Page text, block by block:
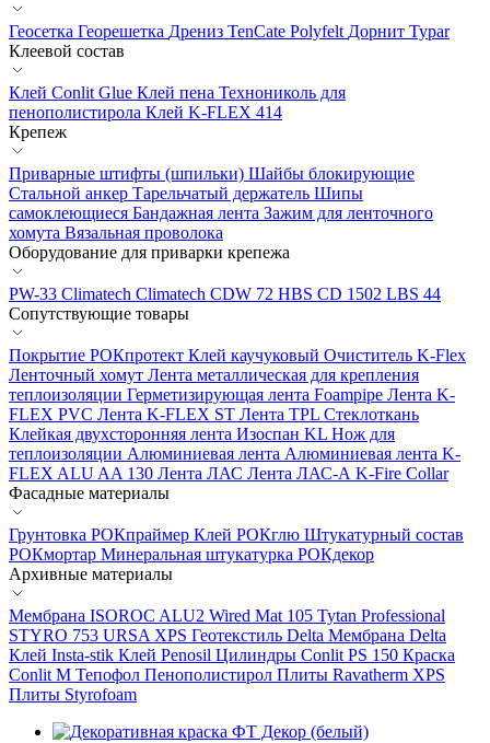
Геосетка Георешетка Дрениз TenCate Polyfelt Дорнит Typar
Клеевой состав
Клей Conlit Glue Клей пена Технониколь для
пенополистирола Клей K-FLEX 414
Крепеж
Приварные штифты (шпильки) Шайбы блокирующие
Стальной анкер Тарельчатый держатель Шипы
самоклеющиеся Бандажная лента Зажим для ленточного
хомута Вязальная проволока
Оборудование для приварки крепежа
PW-33 Climatech Climatech CDW 72 HBS CD 1502 LBS 44
Сопутствующие товары
Покрытие РОКпротект Клей каучуковый Очиститель K-Flex
Ленточный хомут Лента металлическая для крепления
теплоизоляции Герметизирующая лента Foampipe Лента K-
FLEX PVC Лента K-FLEX ST Лента TPL Стеклоткань
Клейкая двухсторонняя лента Изоспан KL Нож для
теплоизоляции Алюминиевая лента Алюминиевая лента K-
FLEX ALU AA 130 Лента ЛАС Лента ЛАС-А K-Fire Collar
Фасадные материалы
Грунтовка РОКпраймер Клей РОКглю Штукатурный состав
РОКмортар Минеральная штукатурка РОКдекор
Архивные материалы
Мембрана ISOROC ALU2 Wired Mat 105 Tytan Professional
STYRO 753 URSA XPS Геотекстиль Delta Мембрана Delta
Клей Insta-stik Клей Penosil Цилиндры Conlit PS 150 Краска
Conlit М Тепофол Пенополистирол Плиты Ravatherm XPS
Плиты Styrofoam